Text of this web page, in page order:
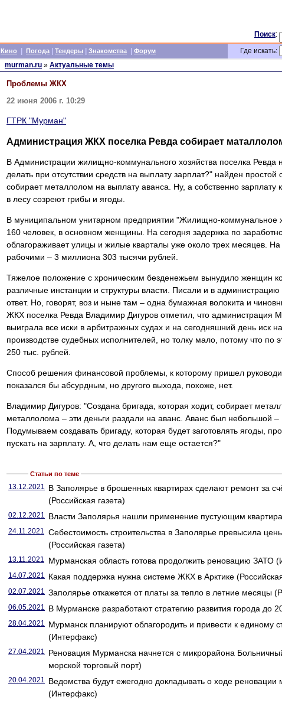
Поиск:
Кино Погода Тендеры Знакомства Форум
Где искать:
murman.ru » Актуальные темы
Проблемы ЖКХ
22 июня 2006 г. 10:29
ГТРК "Мурман"
Администрация ЖКХ поселка Ревда собирает
В Администрации жилищно-коммунального хозяйства поселка Ревда
делать при отсутствии средств на выплату зарплат?" найден простой
собирает металлолом на выплату аванса. Ну, а собственно зарплату
в лесу созреют грибы и ягоды.
В муниципальном унитарном предприятии "Жилищно-коммунальное
160 человек, в основном женщины. На сегодня задержка по
облагораживает улицы и жилые кварталы уже около трех месяцев.
рабочими – 3 миллиона 303 тысячи рублей.
Тяжелое положение с хроническим безденежьем вынудило женщин
различные инстанции и структуры власти. Писали и в
ответ. Но, говорят, воз и ныне там – одна бумажная волокита и
ЖКХ поселка Ревда Владимир Дигуров отметил, что администрация
выиграла все иски в арбитражных судах и на сегодняшний день иск
производстве судебных исполнителей, но толку мало, потому что по
250 тыс. рублей.
Способ решения финансовой проблемы, к которому пришел
показался бы абсурдным, но другого выхода, похоже, нет.
Владимир Дигуров: "Создана бригада, которая ходит, собирает
металлолома – эти деньги раздали на аванс. Аванс был небольшой –
Подумываем создавать бригаду, которая будет заготовлять ягоды,
пускать на зарплату. А, что делать нам еще остается?"
Статьи по теме
13.12.2021 В Заполярье в брошенных квартирах сделают ремонт за
(Российская газета)
02.12.2021 Власти Заполярья нашли применение пустующим
24.11.2021 Себестоимость строительства в Заполярье превысила
(Российская газета)
13.11.2021 Мурманская область готова продолжить реновацию ЗАТО
14.07.2021 Какая поддержка нужна системе ЖКХ в Арктике
02.07.2021 Заполярье откажется от платы за тепло в летние месяцы
06.05.2021 В Мурманске разработают стратегию развития города до
28.04.2021 Мурманск планируют облагородить и привести к единому
(Интерфакс)
27.04.2021 Реновация Мурманска начнется с микрорайона
морской торговый порт)
20.04.2021 Ведомства будут ежегодно докладывать о ходе
(Интерфакс)